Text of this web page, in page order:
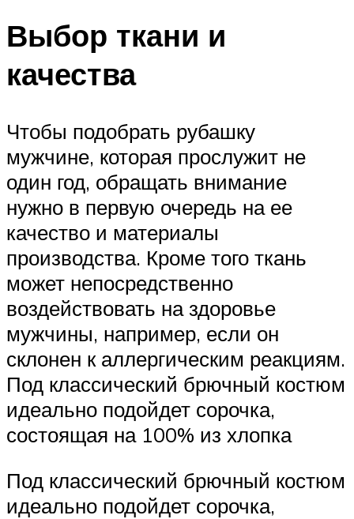
Выбор ткани и
качества
Чтобы подобрать рубашку
мужчине, которая прослужит не
один год, обращать внимание
нужно в первую очередь на ее
качество и материалы
производства. Кроме того ткань
может непосредственно
воздействовать на здоровье
мужчины, например, если он
склонен к аллергическим реакциям.
Под классический брючный костюм
идеально подойдет сорочка,
состоящая на 100% из хлопка
Под классический брючный костюм
идеально подойдет сорочка,